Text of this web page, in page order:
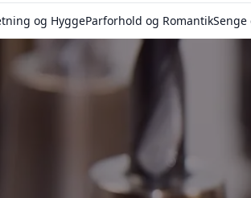
og HyggeParforhold og Romantik